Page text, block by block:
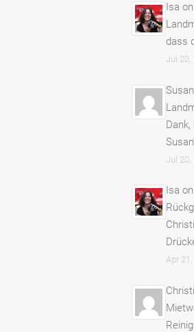
Isa on
dass
Jul 20,
Susan
Susan
Jul 20,
Isa on
Apr 21,